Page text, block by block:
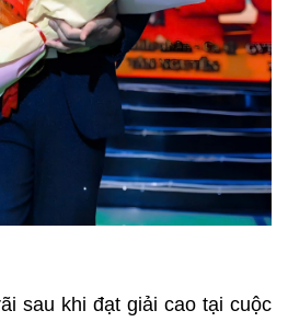
sau khi đạt giải cao tại cuộc